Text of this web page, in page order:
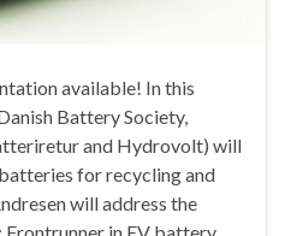
available! In this
Battery Society,
and Hydrovolt) will
for recycling and
will address the